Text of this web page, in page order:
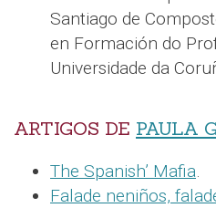
Santiago de
en Formación do
Universidade da
ARTIGOS DE PAULA
The Spanish’ Mafia.
Falade neniños,